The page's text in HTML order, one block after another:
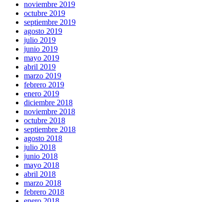
noviembre 2019
octubre 2019
septiembre 2019
agosto 2019
julio 2019
junio 2019
mayo 2019
abril 2019
marzo 2019
febrero 2019
enero 2019
diciembre 2018
noviembre 2018
octubre 2018
septiembre 2018
agosto 2018
julio 2018
junio 2018
mayo 2018
abril 2018
marzo 2018
febrero 2018